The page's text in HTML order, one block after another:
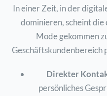
In einer Zeit, in der
dominieren, scheint
Mode gekommen
Geschäftskundenbereich
Direkter
persönliches